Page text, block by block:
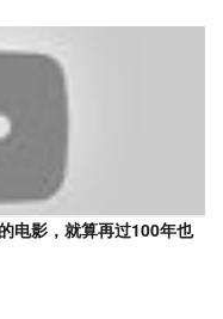
电影，就算再过100年也